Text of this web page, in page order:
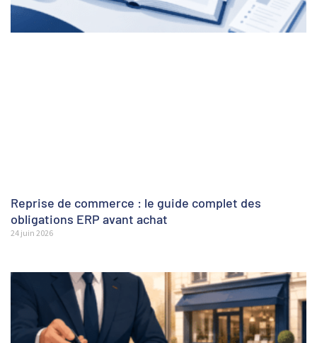
Reprise de commerce : le guide complet des
obligations ERP avant achat
24 juin 2026